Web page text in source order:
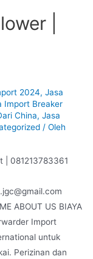
|
2024, Jasa
Import Breaker
China, Jasa
/ Oleh
| 081213783361
ABOUT US BIAYA
Import
untuk
Perizinan dan